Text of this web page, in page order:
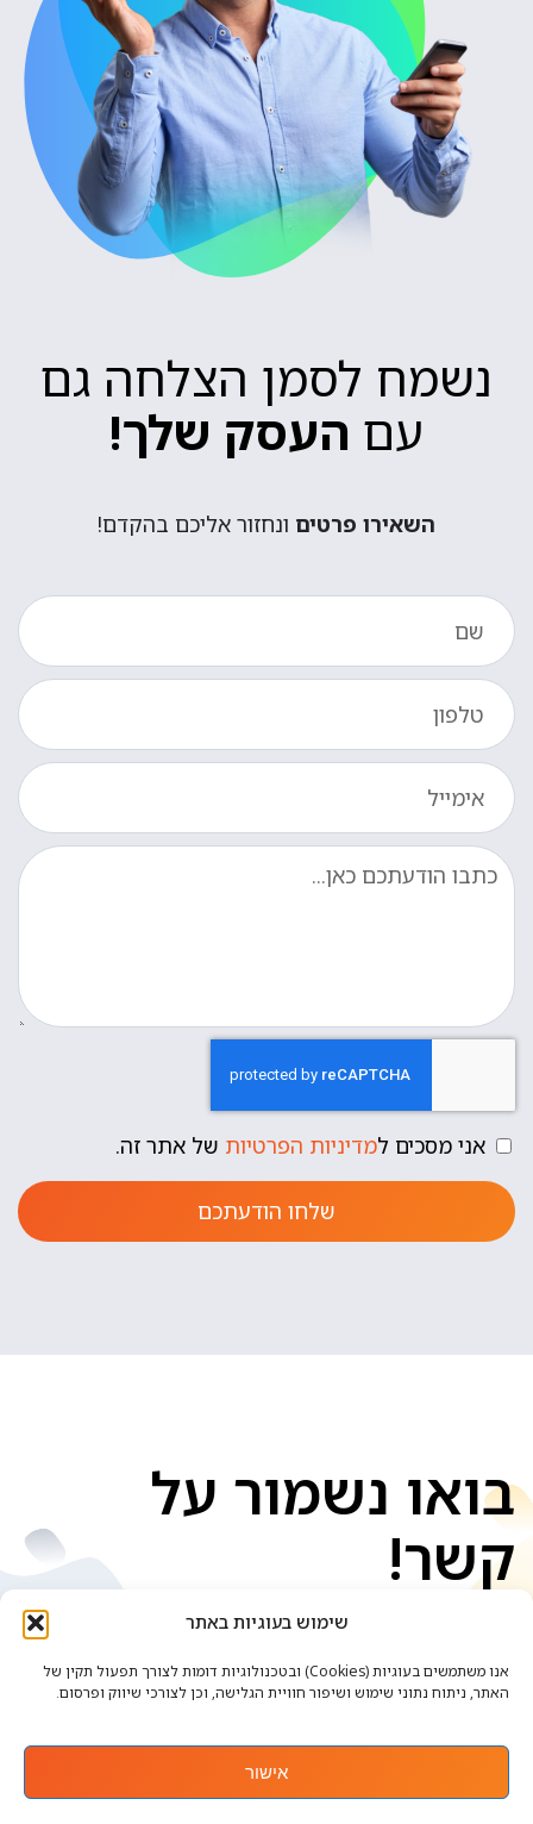
שימוש בעוגיות באתר
אנו משתמשים בעוגיות (Cookies) ובטכנולוגיות דומות לצורך תפעול תקין של
האתר, ניתוח נתוני שימוש ושיפור חוויית הגלישה, וכן לצורכי שיווק ופרסום.
אישור
נשמח לסמן הצלחה גם
עם העסק שלך!
השאירו פרטים ונחזור אליכם בהקדם!
אני מסכים למדיניות הפרטיות של אתר זה.
שלחו הודעתכם
בואו נשמור על
קשר!